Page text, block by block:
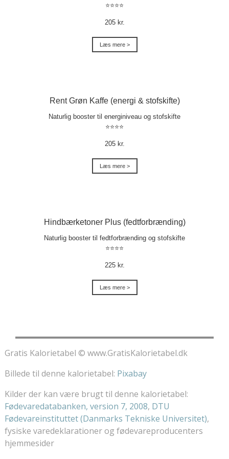
⭐⭐⭐⭐
205 kr.
Læs mere >
Rent Grøn Kaffe (energi & stofskifte)
Naturlig booster til energiniveau og stofskifte
⭐⭐⭐⭐
205 kr.
Læs mere >
Hindbærketoner Plus (fedtforbrænding)
Naturlig booster til fedtforbrænding og stofskifte
⭐⭐⭐⭐
225 kr.
Læs mere >
Gratis Kalorietabel © www.GratisKalorietabel.dk
Billede til denne kalorietabel: Pixabay
Kilder der kan være brugt til denne kalorietabel:
Fødevaredatabanken, version 7, 2008, DTU
Fødevareinstituttet (Danmarks Tekniske Universitet),
fysiske varedeklarationer og fødevareproducenters
hjemmesider